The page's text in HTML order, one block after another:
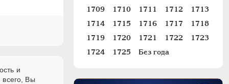
и
Вы
1709 1710 1711 1712
1713
1714
1715 1716 1717
1718
1719
1720 1721 1722
1723
1724
1725 Без года